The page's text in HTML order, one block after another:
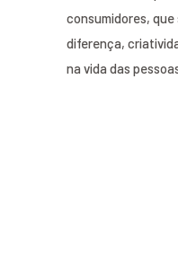
consumidores,
diferença,
na vida das